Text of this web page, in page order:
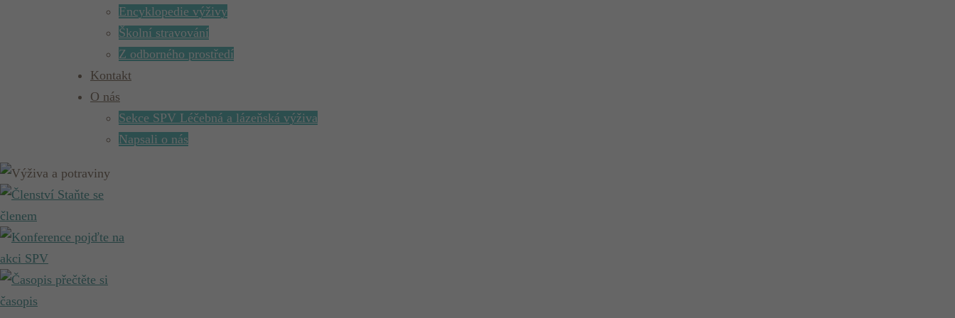
Encyklopedie výživy
Školní stravování
Z odborného prostředí
Kontakt
O nás
Sekce SPV Léčebná a lázeňská výživa
Napsali o nás
Staňte se
členem
pojďte na
akci SPV
přečtěte si
časopis